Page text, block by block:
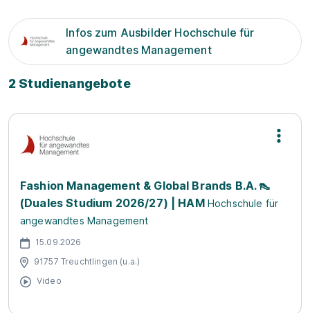
Infos zum Ausbilder Hochschule für
angewandtes Management
2 Studienangebote
Fashion Management & Global Brands B.A. 👠
(Duales Studium 2026/27) | HAM Hochschule für
angewandtes Management
15.09.2026
91757 Treuchtlingen (u.a.)
Video